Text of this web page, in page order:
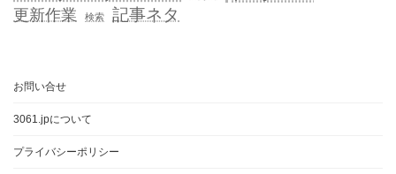
更新作業 検索 記事ネタ
お問い合せ
3061.jpについて
プライバシーポリシー